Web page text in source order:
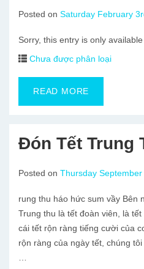
Posted on Saturday February
Sorry, this entry is only available
Chưa được phân loại
READ MORE
Đón Tết Trung
Posted on Thursday
rung thu háo hức sum vầy Bên
Trung thu là tết đoàn viên, là
cái tết rộn ràng tiếng cười của
rộn ràng của ngày tết, chúng